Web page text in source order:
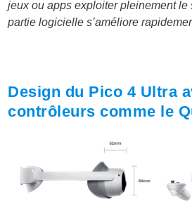
jeux ou apps exploiter pleinement le
partie logicielle s’améliore
Design du Pico 4 Ultra
contrôleurs comme le